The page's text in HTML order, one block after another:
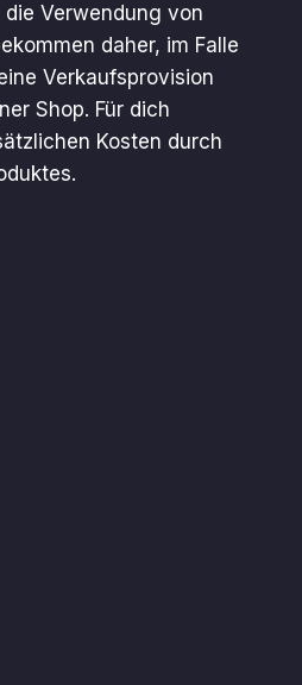
Verwendung von
daher, im Falle
Verkaufsprovision
Shop. Für dich
Kosten durch